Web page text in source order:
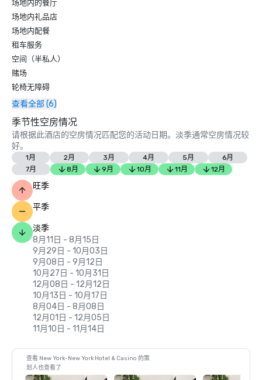
场地内的餐厅
场地内礼品店
场地内配餐
租车服务
空间（半私人）
赌场
轮椅无障碍
查看全部 (6)
季节性空房情况
请根据此酒店的空房情况匹配您的活动日期。淡季通常空房情况较
好。
1月 2月 3月 4月 5月
6月
7月
8月 9月 10月 11月 12月
旺季
平季
淡季
8月11日 - 8月15日
9月29日 - 10月03日
9月08日 - 9月12日
10月27日 - 10月31日
12月08日 - 12月12日
10月13日 - 10月17日
8月04日 - 8月08日
12月01日 - 12月05日
11月10日 - 11月14日
查看 New York-New York Hotel & Casino 的策
划人也查看了